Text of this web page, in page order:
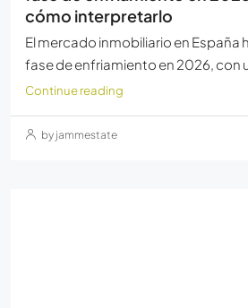
cómo interpretarlo
El mercado inmobiliario en España
fase de enfriamiento en 2026, con
Continue reading
by jammestate